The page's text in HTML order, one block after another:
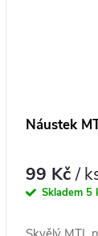
Náustek
99 Kč/
Skladem 5